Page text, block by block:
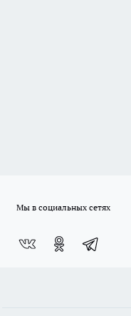
Мы в социальных сетях